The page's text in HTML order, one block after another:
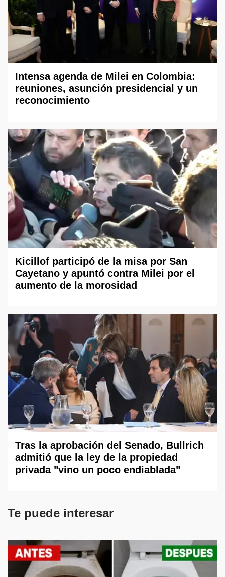
Intensa agenda de Milei en Colombia:
reuniones, asunción presidencial y un
reconocimiento
Kicillof participó de la misa por San
Cayetano y apuntó contra Milei por el
aumento de la morosidad
Tras la aprobación del Senado, Bullrich
admitió que la ley de la propiedad
privada "vino un poco endiablada"
Te puede interesar